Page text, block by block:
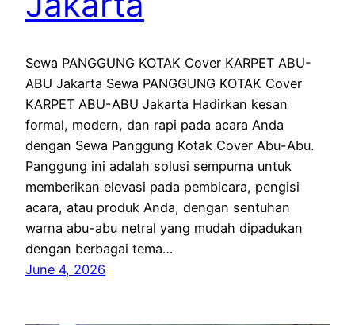
Sewa PANGGUNG KOTAK Cover KARPET ABU-
ABU Jakarta Sewa PANGGUNG KOTAK Cover
KARPET ABU-ABU Jakarta Hadirkan kesan
formal, modern, dan rapi pada acara Anda
dengan Sewa Panggung Kotak Cover Abu-Abu.
Panggung ini adalah solusi sempurna untuk
memberikan elevasi pada pembicara, pengisi
acara, atau produk Anda, dengan sentuhan
warna abu-abu netral yang mudah dipadukan
dengan berbagai tema…
June 4, 2026